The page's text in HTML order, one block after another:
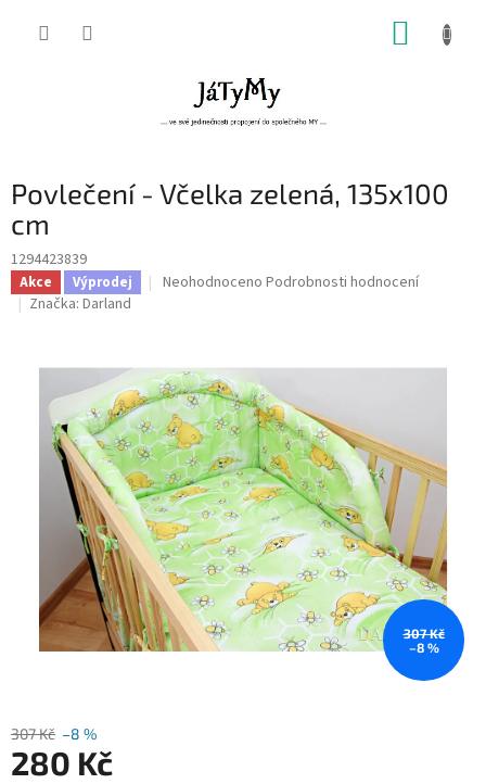
Povlečení - Včelka zelená, 135x100
cm
1294423839
Akce Výprodej
Průměrné
0,0
z
5
hvězdiček.
Neohodnoceno Podrobnosti hodnocení
Značka: Darland
307 Kč
–8 %
307 Kč –8 %
280 Kč